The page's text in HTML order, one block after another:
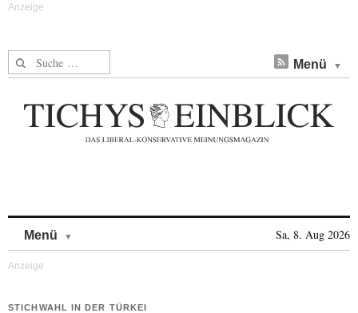
Suche nach: Menü
Menü Sa, 8. Aug 2026
STICHWAHL IN DER TÜRKEI